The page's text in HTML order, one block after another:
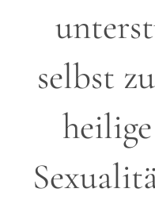
selbst